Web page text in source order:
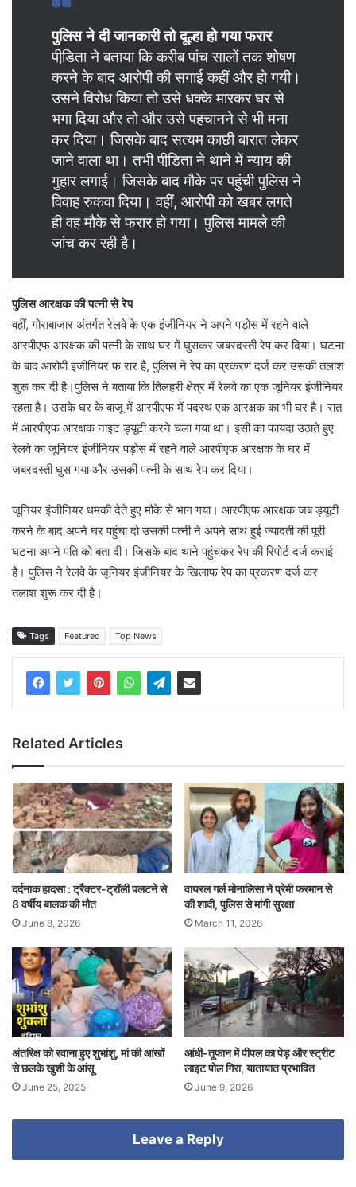
पुलिस ने दी जानकारी तो दूल्हा हो गया फरार
पीडि़ता ने बताया कि करीब पांच सालों तक शोषण
करने के बाद आरोपी की सगाई कहीं और हो गयी।
उसने विरोध किया तो उसे धक्के मारकर घर से
भगा दिया और तो और उसे पहचानने से भी मना
कर दिया। जिसके बाद सत्यम काछी बारात लेकर
जाने वाला था। तभी पीडि़ता ने थाने में न्याय की
गुहार लगाई। जिसके बाद मौके पर पहुंची पुलिस ने
विवाह रुकवा दिया। वहीं, आरोपी को खबर लगते
ही वह मौके से फरार हो गया। पुलिस मामले की
जांच कर रही है।
पुलिस आरक्षक की पत्नी से रेप
वहीं, गोराबाजार अंतर्गत रेलवे के एक इंजीनियर ने अपने पड़ोस में रहने वाले
आरपीएफ आरक्षक की पत्नी के साथ घर में घुसकर जबरदस्ती रेप कर दिया। घटना
के बाद आरोपी इंजीनियर फ रार है, पुलिस ने रेप का प्रकरण दर्ज कर उसकी तलाश
शुरू कर दी है।पुलिस ने बताया कि तिलहरी क्षेत्र में रेलवे का एक जूनियर इंजीनियर
रहता है। उसके घर के बाजू में आरपीएफ में पदस्थ एक आरक्षक का भी घर है। रात
में आरपीएफ आरक्षक नाइट ड्यूटी करने चला गया था। इसी का फायदा उठाते हुए
रेलवे का जूनियर इंजीनियर पड़ोस में रहने वाले आरपीएफ आरक्षक के घर में
जबरदस्ती घुस गया और उसकी पत्नी के साथ रेप कर दिया।
जूनियर इंजीनियर धमकी देते हुए मौके से भाग गया। आरपीएफ आरक्षक जब ड्यूटी
करने के बाद अपने घर पहुंचा दो उसकी पत्नी ने अपने साथ हुई ज्यादती की पूरी
घटना अपने पति को बता दी। जिसके बाद थाने पहुंचकर रेप की रिपोर्ट दर्ज कराई
है। पुलिस ने रेलवे के जूनियर इंजीनियर के खिलाफ रेप का प्रकरण दर्ज कर
तलाश शुरू कर दी है।
Tags Featured Top News
Related Articles
दर्दनाक हादसा : ट्रैक्टर-ट्रॉली पलटने से
8 वर्षीय बालक की मौत
June 8, 2026
वायरल गर्ल मोनालिसा ने प्रेमी फरमान से
की शादी, पुलिस से मांगी सुरक्षा
March 11, 2026
अंतरिक्ष को रवाना हुए शुभांशु, मां की आंखों
से छलके खुशी के आंसू
June 25, 2025
आंधी-तूफान में पीपल का पेड़ और स्ट्रीट
लाइट पोल गिरा, यातायात प्रभावित
June 9, 2026
Leave a Reply